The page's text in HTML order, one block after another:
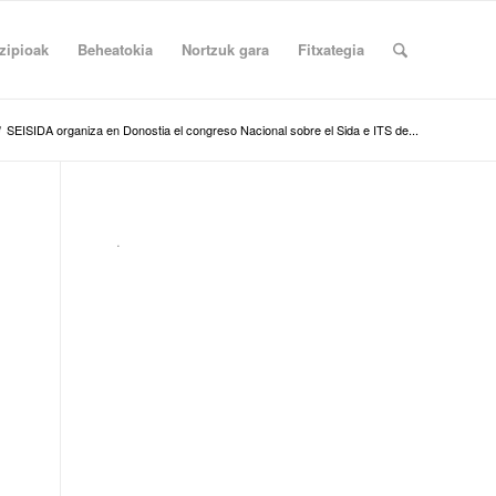
Beheatokia Nortzuk gara Fitxategia
SEISIDA organiza en Donostia el congreso Nacional sobre el Sida e ITS de...
.